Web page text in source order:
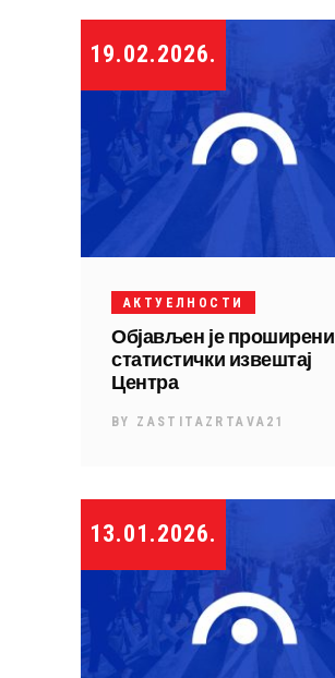
19.02.2026.
АКТУЕЛНОСТИ
Објављен је проширени
статистички извештај
Центра
BY ZASTITAZRTAVA21
13.01.2026.